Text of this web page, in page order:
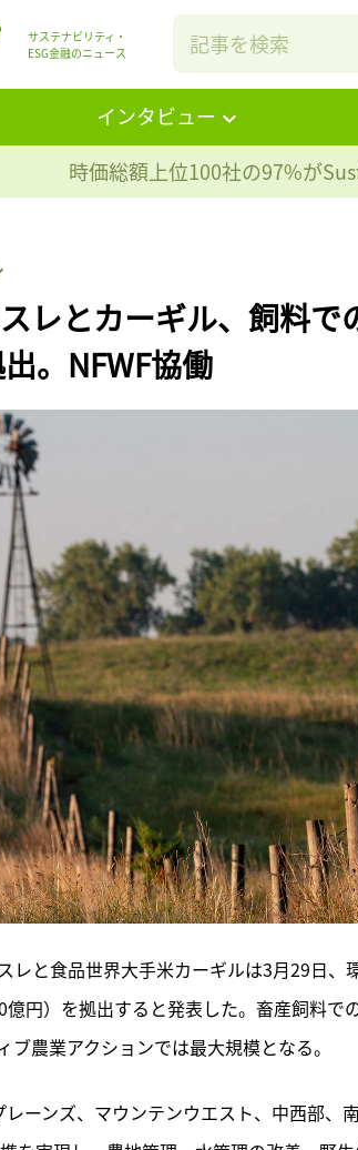
サステナビリティ・
ESG金融のニュース
インタビュー
時価総額上位100社の97%が
スレとカーギル、飼料
。NFWF協働
レと食品世界大手米カーギルは3月29日、
円）を拠出すると発表した。畜産飼料で
ブ農業アクションでは最大規模となる。
ーンズ、マウンテンウエスト、中西部、